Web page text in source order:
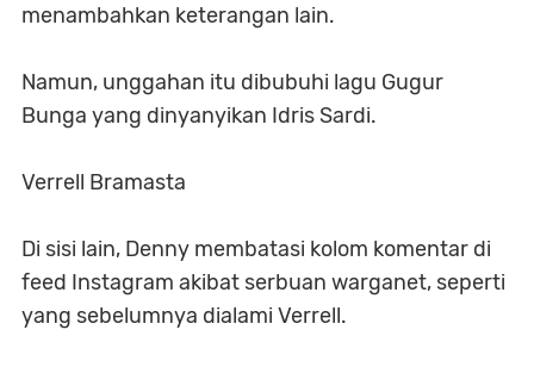
menambahkan keterangan lain.
Namun, unggahan itu dibubuhi lagu Gugur
Bunga yang dinyanyikan Idris Sardi.
Verrell Bramasta
Di sisi lain, Denny membatasi kolom komentar di
feed Instagram akibat serbuan warganet, seperti
yang sebelumnya dialami Verrell.